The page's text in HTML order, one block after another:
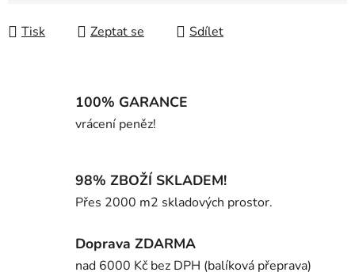
Tisk Zeptat se Sdílet
100% GARANCE
vrácení peněz!
98% ZBOŽÍ SKLADEM!
Přes 2000 m2 skladových prostor.
Doprava ZDARMA
nad 6000 Kč bez DPH (balíková přeprava)